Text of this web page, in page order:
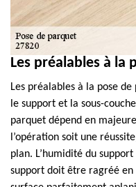
Les préalables à la
Les préalables à la pose
le support et la sous-
parquet dépend en
l’opération soit une
plan. L’humidité du
support doit être ragréé en